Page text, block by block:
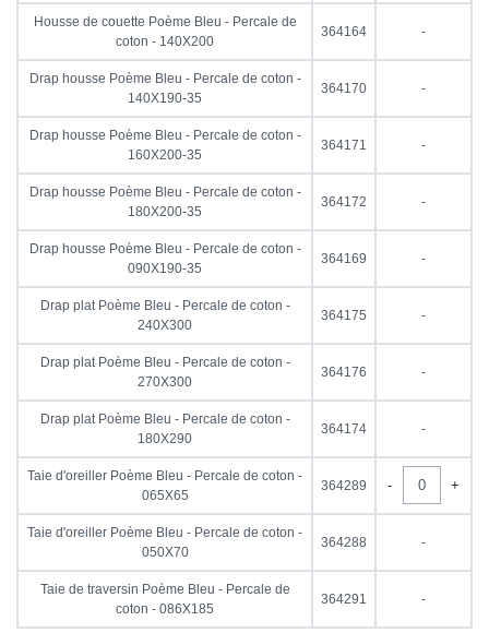
Housse de couette Poème Bleu - Percale de
coton - 140X200
364164 -
Drap housse Poème Bleu - Percale de coton -
140X190-35
364170 -
Drap housse Poème Bleu - Percale de coton -
160X200-35
364171 -
Drap housse Poème Bleu - Percale de coton -
180X200-35
364172 -
Drap housse Poème Bleu - Percale de coton -
090X190-35
364169 -
Drap plat Poème Bleu - Percale de coton -
240X300
364175 -
Drap plat Poème Bleu - Percale de coton -
270X300
364176 -
Drap plat Poème Bleu - Percale de coton -
180X290
364174 -
Taie d'oreiller Poème Bleu - Percale de coton -
065X65
364289 - +
Taie d'oreiller Poème Bleu - Percale de coton -
050X70
364288 -
Taie de traversin Poème Bleu - Percale de
coton - 086X185
364291 -